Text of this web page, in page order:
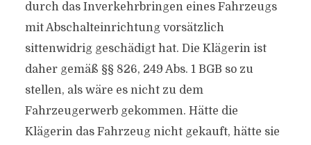
durch das Inverkehrbringen eines Fahrzeugs
mit Abschalteinrichtung vorsätzlich
sittenwidrig geschädigt hat. Die Klägerin ist
daher gemäß §§ 826, 249 Abs. 1 BGB so zu
stellen, als wäre es nicht zu dem
Fahrzeugerwerb gekommen. Hätte die
Klägerin das Fahrzeug nicht gekauft, hätte sie